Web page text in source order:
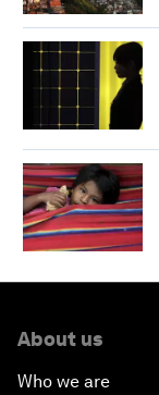
About us
Who we are